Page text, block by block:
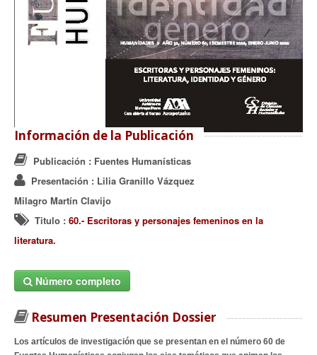
Información de la Publicación
Publicación : Fuentes Humanísticas
Presentación : Lilia Granillo Vázquez
Milagro Martín Clavijo
Titulo : 60.- Escritoras y personajes femeninos en la
literatura.
Número completo
Resumen Presentación Dossier
Los artículos de investigación que se presentan en el número 60 de